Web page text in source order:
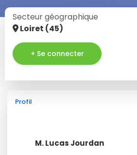
Secteur géographique
Loiret (45)
+ Se connecter
Profil
M. Lucas Jourdan